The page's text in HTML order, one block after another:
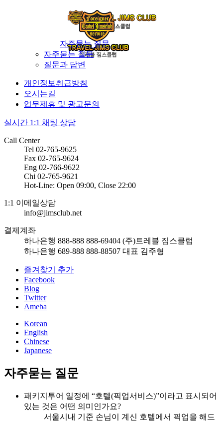
자주묻는 질문
자주묻는 질문
질문과 답변
개인정보취급방침
오시는길
업무제휴 및 광고문의
실시간 1:1 채팅 상담
Call Center
Tel 02-765-9625
Fax 02-765-9624
Eng 02-766-9622
Chi 02-765-9621
Hot-Line: Open 09:00, Close 22:00
1:1 이메일상담
info@jimsclub.net
결제계좌
하나은행 888-888 888-69404 (주)트레블 짐스클럽
하나은행 689-888 888-88507 대표 김주형
즐겨찾기 추가
Facebook
Blog
Twitter
Ameba
Korean
English
Chinese
Japanese
자주묻는 질문
패키지투어 일정에 “호텔(픽업서비스)”이라고 표시되어
있는 것은 어떤 의미인가요?
서울시내 기준 손님이 계신 호텔에서 픽업을 해드